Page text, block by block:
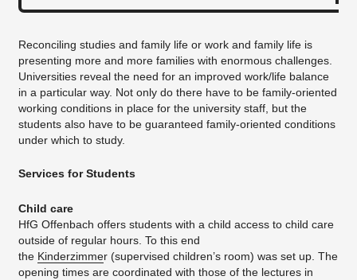
Reconciling studies and family life or work and family life is
presenting more and more families with enormous challenges.
Universities reveal the need for an improved work/life balance
in a particular way. Not only do there have to be family-oriented
working conditions in place for the university staff, but the
students also have to be guaranteed family-oriented conditions
under which to study.
Services for Students
Child care
HfG Offenbach offers students with a child access to child care
outside of regular hours. To this end
the Kinderzimmer (supervised children’s room) was set up. The
opening times are coordinated with those of the lectures in